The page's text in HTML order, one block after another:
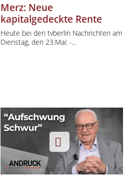
Merz: Neue
kapitalgedeckte Rente
Heute bei den tvberlin Nachrichten am
Dienstag, den 23.Mai: -...